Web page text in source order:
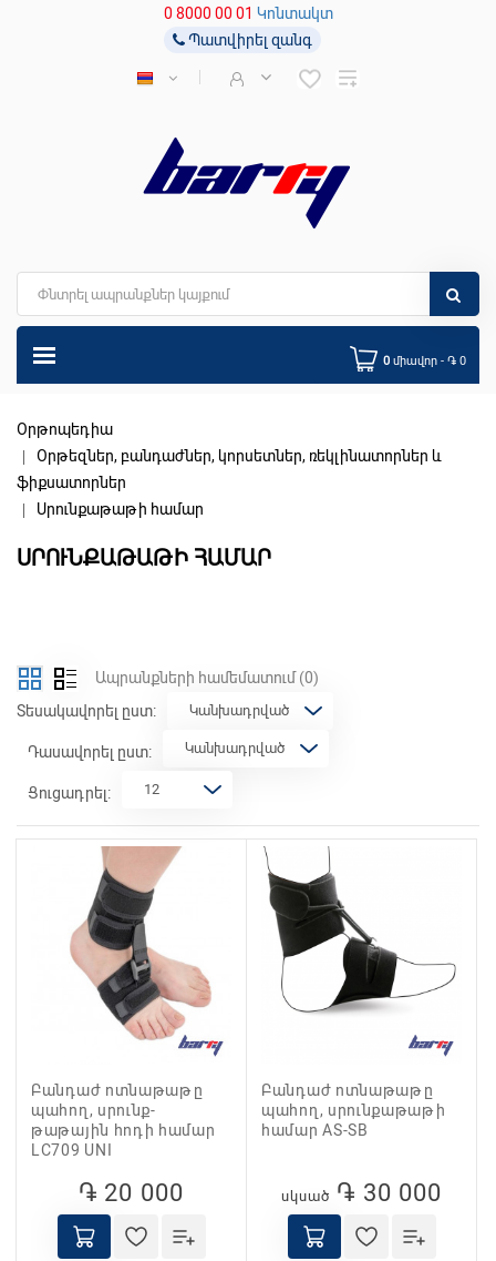
0 8000 00 01 Կոնտակտ
Պատվիրել զանգ
0 միավոր - ֏ 0
Օրթոպեդիա
Օրթեզներ, բանդաժներ, կորսետներ, ռեկլինատորներ և
ֆիքսատորներ
Սրունքաթաթի համար
ՍՐՈՒՆՔԱԹԱԹԻ ՀԱՄԱՐ
Ապրանքների համեմատում(0)
Տեսակավորել ըստ:
Դասավորել ըստ:
Ցուցադրել:
Բանդաժ ոտնաթաթը
պահող, սրունք-
թաթային հոդի համար
LC709 UNI
֏ 20 000
Բանդաժ ոտնաթաթը
պահող, սրունքաթաթի
համար AS-SB
սկսած ֏ 30 000